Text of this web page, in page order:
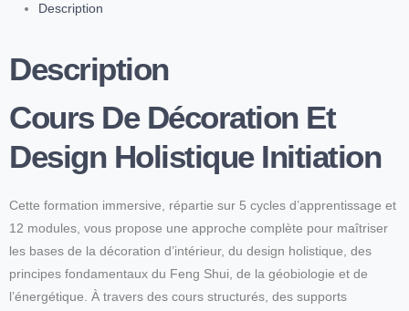
Description
Description
Cours De Décoration Et
Design Holistique Initiation
Cette formation immersive, répartie sur 5 cycles d’apprentissage et
12 modules, vous propose une approche complète pour maîtriser
les bases de la décoration d’intérieur, du design holistique, des
principes fondamentaux du Feng Shui, de la géobiologie et de
l’énergétique. À travers des cours structurés, des supports